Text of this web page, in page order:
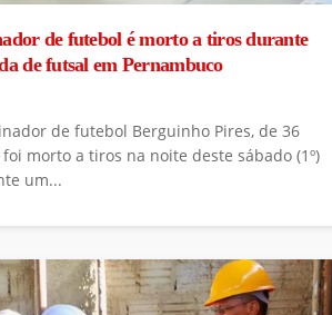
de futebol é morto a tiros durante
de futsal em Pernambuco
de futebol Berguinho Pires, de 36
foi morto a tiros na noite deste sábado (1º)
um...